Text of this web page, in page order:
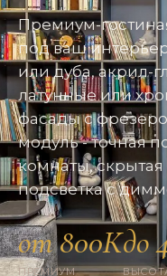
Премиум-
под ваш
или дуба, акрил-
латунные или
фасады с
модуль - точная
комнаты,
подсветка с
от 800К
ПРЕМИУМ
до